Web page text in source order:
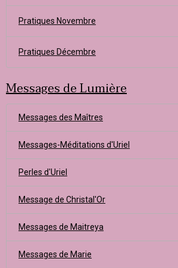
Pratiques Novembre
Pratiques Décembre
Messages de Lumière
Messages des Maîtres
Messages-Méditations d'Uriel
Perles d'Uriel
Message de Christal'Or
Messages de Maitreya
Messages de Marie